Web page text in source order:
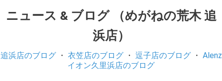
ショップ
ニュース & ブログ （めがねの荒木 追
浜店）
追浜店のブログ・ 衣笠店のブログ・ 逗子店のブログ・ Alenz
イオン久里浜店のブログ